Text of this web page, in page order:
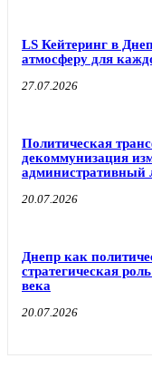
LS Кейтеринг в
атмосферу для
27.07.2026
Политическая
декоммунизация
административный
20.07.2026
Днепр как
стратегическая
века
20.07.2026